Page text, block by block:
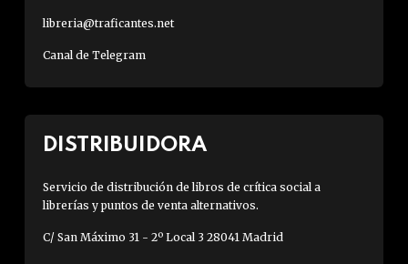
libreria@traficantes.net
Canal de Telegram
DISTRIBUIDORA
Servicio de distribución de libros de crítica social a
librerías y puntos de venta alternativos.
C/ San Máximo 31 - 2º Local 3 28041 Madrid